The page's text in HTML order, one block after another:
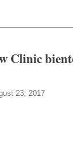
Clinic
23, 2017